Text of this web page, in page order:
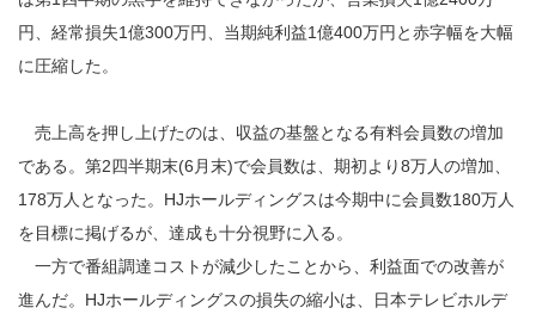
円、経常損失1億300万円、当期純利益1億400万円と赤字幅を大幅
に圧縮した。
売上高を押し上げたのは、収益の基盤となる有料会員数の増加
である。第2四半期末(6月末)で会員数は、期初より8万人の増加、
178万人となった。HJホールディングスは今期中に会員数180万人
を目標に掲げるが、達成も十分視野に入る。
一方で番組調達コストが減少したことから、利益面での改善が
進んだ。HJホールディングスの損失の縮小は、日本テレビホルデ